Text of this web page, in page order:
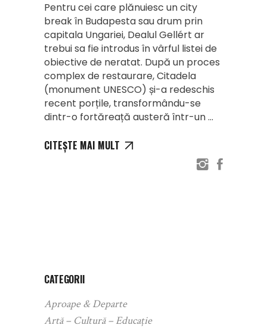
Pentru cei care plănuiesc un city
break în Budapesta sau drum prin
capitala Ungariei, Dealul Gellért ar
trebui sa fie introdus în vârful listei de
obiective de neratat. După un proces
complex de restaurare, Citadela
(monument UNESCO) și-a redeschis
recent porțile, transformându-se
dintr-o fortăreață austeră într-un
CITEȘTE MAI MULT
CATEGORII
Aproape & Departe
Artă – Cultură – Educație